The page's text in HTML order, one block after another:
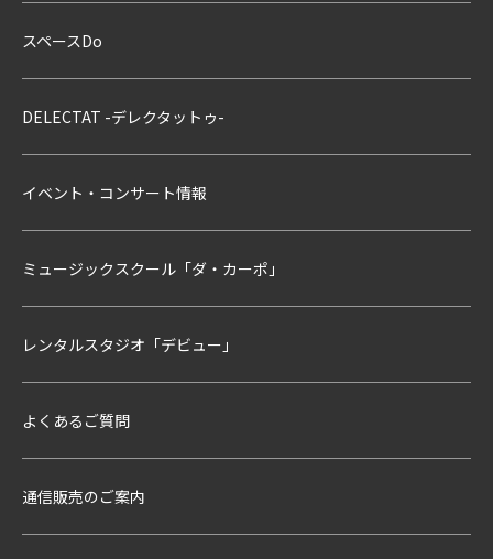
スペースDo
DELECTAT -デレクタットゥ-
イベント・コンサート情報
ミュージックスクール「ダ・カーポ」
レンタルスタジオ「デビュー」
よくあるご質問
通信販売のご案内